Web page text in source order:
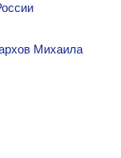
Михаила